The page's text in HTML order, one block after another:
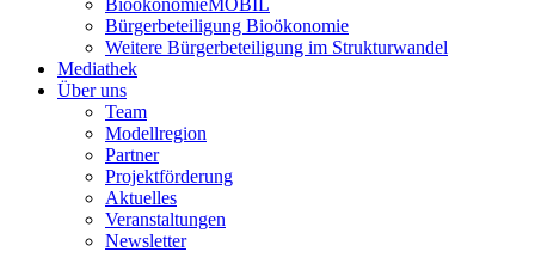
BioökonomieMOBIL
Bürgerbeteiligung Bioökonomie
Weitere Bürgerbeteiligung im Strukturwandel
Mediathek
Über uns
Team
Modellregion
Partner
Projektförderung
Aktuelles
Veranstaltungen
Newsletter